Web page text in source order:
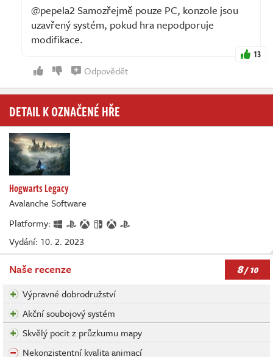
@pepela2 Samozřejmě pouze PC, konzole jsou
uzavřený systém, pokud hra nepodporuje
modifikace.
13
Odpovědět
DETAIL K OZNAČENÉ HŘE
Hogwarts Legacy
Avalanche Software
Platformy:
Vydání: 10. 2. 2023
Naše recenze 8/ 10
Výpravné dobrodružství
Akční soubojový systém
Skvělý pocit z průzkumu mapy
Nekonzistentní kvalita animací